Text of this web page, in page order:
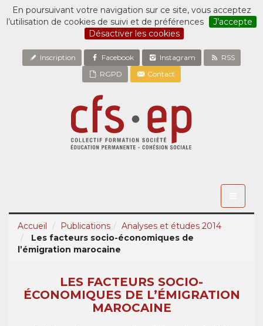
En poursuivant votre navigation sur ce site, vous acceptez
l’utilisation de cookies de suivi et de préférences
J’accepte
Désactiver les cookies
Inscription Facebook Instagram
RSS
RGPD
Contact
Accueil
Publications
Analyses et études 2014
Les facteurs socio-économiques de
l’émigration marocaine
LES FACTEURS SOCIO-
ÉCONOMIQUES DE L’ÉMIGRATION
MAROCAINE